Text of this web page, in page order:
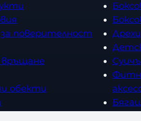
поверителност
връщане
обекти
Дрехи